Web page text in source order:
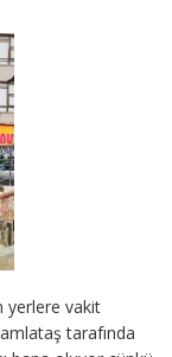
yerlere vakit
tarafında